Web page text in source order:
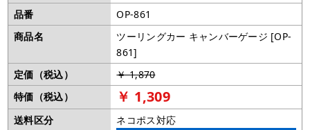
品番
OP-861
商品名
ツーリングカー キャンバーゲージ [OP-
861]
定価（税込）
￥ 1,870
特価（税込）
￥ 1,309
送料区分
ネコポス対応